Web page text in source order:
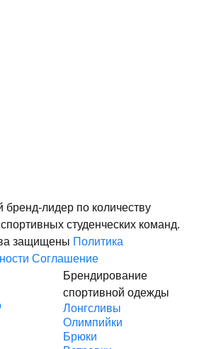
бренд-лидер по количеству
студенческих команд.
защищены Политика
Соглашение
Брендирование
спортивной одежды
Лонгсливы
Олимпийки
Брюки